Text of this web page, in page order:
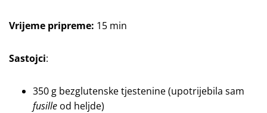
Vrijeme pripreme: 15 min
Sastojci:
350 g bezglutenske tjestenine (upotrijebila sam
fusille od heljde)